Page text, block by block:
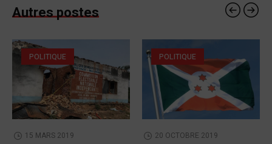
Autres postes
POLITIQUE
15 MARS 2019
POLITIQUE
20 OCTOBRE 2019